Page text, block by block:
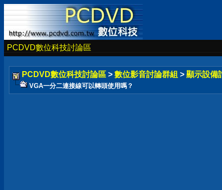
PCDVD數位科技討論區
PCDVD數位科技討論區 > 數位影音討論群組 > 顯示設備
VGA一分二連接線可以轉頭使用嗎？